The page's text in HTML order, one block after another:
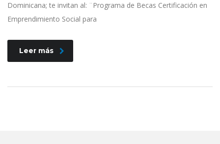
Dominicana; te invitan al: ¨Programa de Becas Certificación en
Emprendimiento Social para
Leer más